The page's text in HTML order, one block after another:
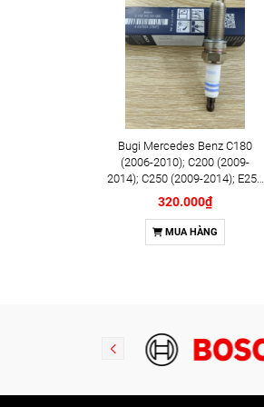
Bugi Mercedes Benz C180
(2006-2010); C200 (2009-
2014); C250 (2009-2014); E250
(2009-2013); G500 (2008-
2015); GL450 (2006-2012),
S500 (2005-2011); SLK200
(2011-2015) chính hãng Bosch
320.000₫
MUA HÀNG